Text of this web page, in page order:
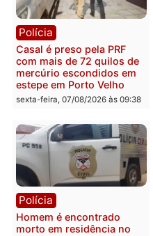
Polícia
2 MILHÕES – Unnesa
que comprovam
transparência e legalidade
na operação alvo da PF
sexta-feira, 07/08/2026 às 12:24